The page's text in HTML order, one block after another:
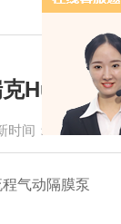
Husky气
时间：2010-11-
气动隔膜泵